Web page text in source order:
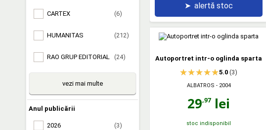
CARTEX (6)
HUMANITAS (212)
RAO GRUP EDITORIAL (24)
vezi mai multe
Anul publicării
2026 (3)
➤ alertă stoc
Autoportret intr-o oglinda sparta
5.0(3)
ALBATROS - 2004
29,97 lei
stoc indisponibil